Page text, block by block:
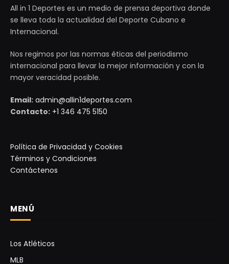
All in 1 Deportes es un medio de prensa deportiva donde
se lleva toda la actualidad del Deporte Cubano e
Internacional.
Nos regimos por las normas éticas del periodismo
internacional para llevar la mejor información y con la
mayor veracidad posible.
Email: admin@allin1deportes.com
Contacto: +1 346 475 5150
Política de Privacidad y Cookies
Términos y Condiciones
Contáctenos
MENÚ
Los Atléticos
MLB